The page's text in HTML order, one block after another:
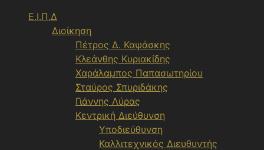
Ε.Ι.Π.Δ
Διοίκηση
Πέτρος Δ. Καψάσκης
Κλεάνθης Κυριακίδης
Χαράλαμπος Παπασωτηρίου
Σταύρος Σπυριδάκης
Γιάννης Λύρας
Κεντρική Διεύθυνση
Υποδιεύθυνση
Καλλιτεχνικός Διευθυντής